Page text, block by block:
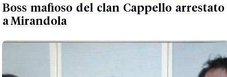
Boss mafioso del clan Cappello arrestato
a Mirandola